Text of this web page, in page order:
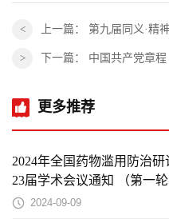
上一篇： 第九届同义·精
下一篇： 中国共产党章程
更多推荐
2024年全国药物滥用防治
23届学术会议通知 （第一轮
2024-09-09